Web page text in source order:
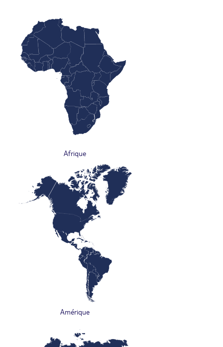
Afrique
Amérique